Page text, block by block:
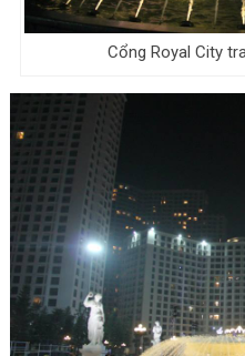
Cổng Royal City